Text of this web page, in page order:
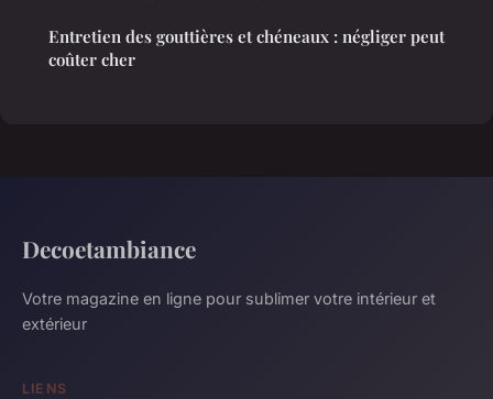
Entretien des gouttières et chéneaux : négliger peut
coûter cher
Decoetambiance
Votre magazine en ligne pour sublimer votre intérieur et
extérieur
LIENS